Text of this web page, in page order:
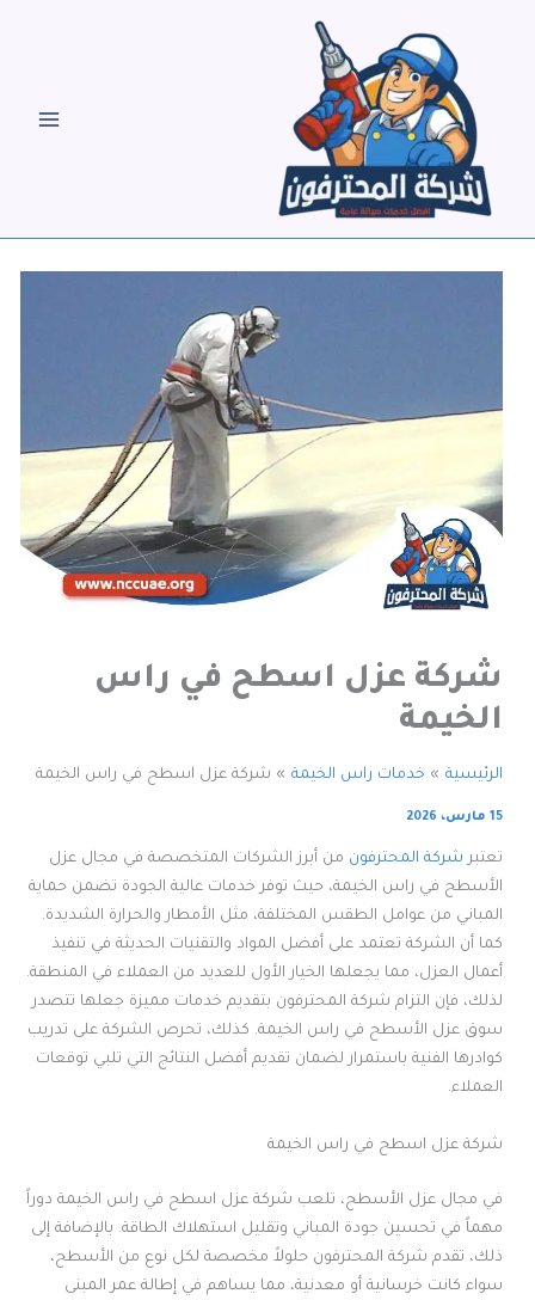
شركة عزل اسطح في راس
الخيمة
الرئيسية خدمات راس الخيمة شركة عزل اسطح في راس الخيمة
15 مارس، 2026
تعتبر شركة المحترفون من أبرز الشركات المتخصصة في مجال عزل
الأسطح في راس الخيمة، حيث توفر خدمات عالية الجودة تضمن حماية
المباني من عوامل الطقس المختلفة، مثل الأمطار والحرارة الشديدة.
كما أن الشركة تعتمد على أفضل المواد والتقنيات الحديثة في تنفيذ
أعمال العزل، مما يجعلها الخيار الأول للعديد من العملاء في المنطقة.
لذلك، فإن التزام شركة المحترفون بتقديم خدمات مميزة جعلها تتصدر
سوق عزل الأسطح في راس الخيمة. كذلك، تحرص الشركة على تدريب
كوادرها الفنية باستمرار لضمان تقديم أفضل النتائج التي تلبي توقعات
العملاء.
شركة عزل اسطح في راس الخيمة
في مجال عزل الأسطح، تلعب شركة عزل اسطح في راس الخيمة دوراً
مهماً في تحسين جودة المباني وتقليل استهلاك الطاقة. بالإضافة إلى
ذلك، تقدم شركة المحترفون حلولاً مخصصة لكل نوع من الأسطح،
سواء كانت خرسانية أو معدنية، مما يساهم في إطالة عمر المبنى